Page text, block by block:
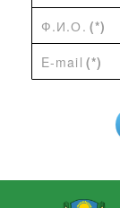
Ф.И.О. (*)
E-mail (*)